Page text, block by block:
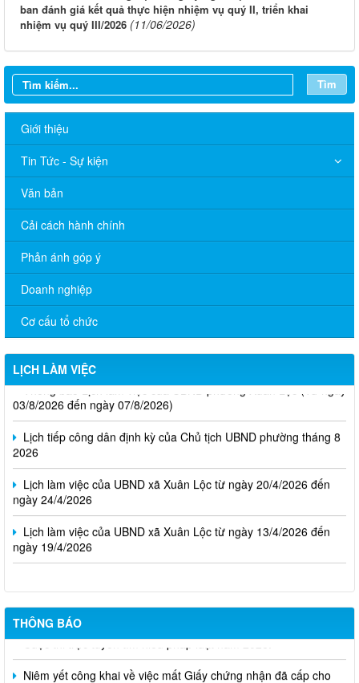
ban đánh giá kết quả thực hiện nhiệm vụ quý II, triển khai
nhiệm vụ quý III/2026 (11/06/2026)
Tìm
Giới thiệu
Tin Tức - Sự kiện
Văn bản
Cải cách hành chính
Phản ánh góp ý
Doanh nghiệp
Cơ cấu tổ chức
LỊCH LÀM VIỆC
Thông báo Lịch làm việc của UBND phường Xuân Lộc (Từ ngày
03/8/2026 đến ngày 07/8/2026)
Lịch tiếp công dân định kỳ của Chủ tịch UBND phường tháng 8
2026
Lịch làm việc của UBND xã Xuân Lộc từ ngày 20/4/2026 đến
ngày 24/4/2026
Lịch làm việc của UBND xã Xuân Lộc từ ngày 13/4/2026 đến
ngày 19/4/2026
THÔNG BÁO
Cuộc thi trực tuyến tìm hiểu pháp luật năm 2026.
Niêm yết công khai về việc mất Giấy chứng nhận đã cấp cho
ông Trần Đình Thắng